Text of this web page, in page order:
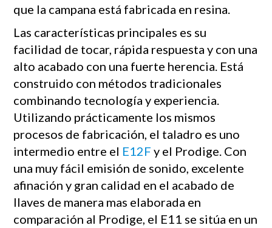
que la campana está fabricada en resina.
Las características principales es su
facilidad de tocar, rápida respuesta y con una
alto acabado con una fuerte herencia. Está
construido con métodos tradicionales
combinando tecnología y experiencia.
Utilizando prácticamente los mismos
procesos de fabricación, el taladro es uno
intermedio entre el E12F y el Prodige. Con
una muy fácil emisión de sonido, excelente
afinación y gran calidad en el acabado de
llaves de manera mas elaborada en
comparación al Prodige, el E11 se sitúa en un